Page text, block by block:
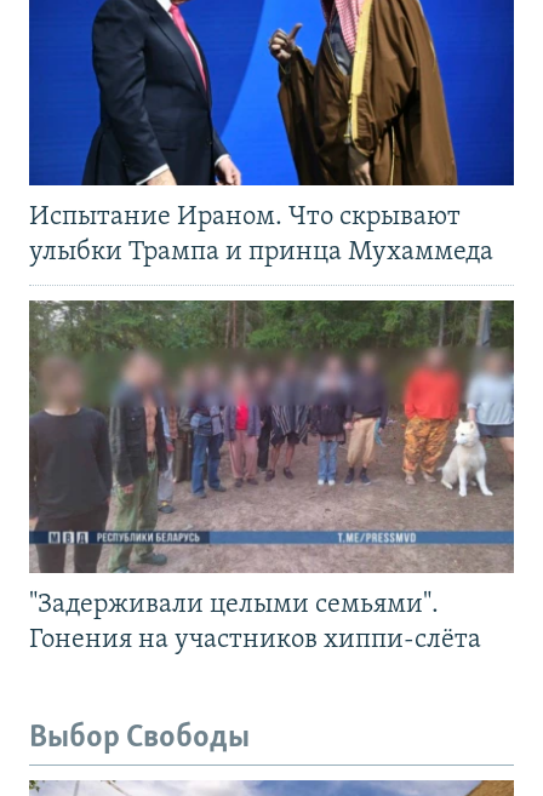
Испытание Ираном. Что скрывают
улыбки Трампа и принца Мухаммеда
"Задерживали целыми семьями".
Гонения на участников хиппи-слёта
Выбор Свободы